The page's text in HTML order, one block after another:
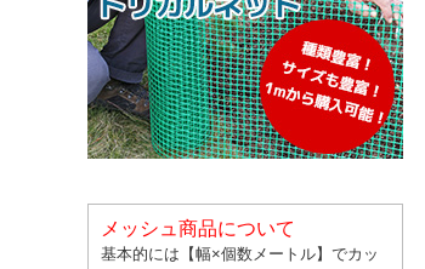
メッシュ商品について
基本的には【幅×個数メートル】でカッ